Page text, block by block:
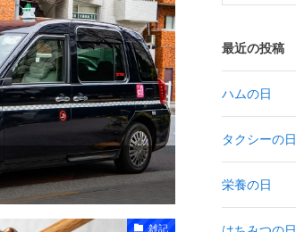
雑記
最近の投稿
ハムの日
タクシーの日
栄養の日